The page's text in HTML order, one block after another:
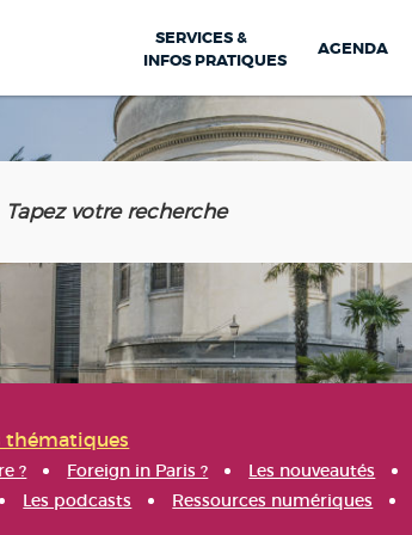
SERVICES &
INFOS PRATIQUES
AGENDA
thématiques
? Foreign in Paris ? Les nouveautés
Les podcasts Ressources numériques